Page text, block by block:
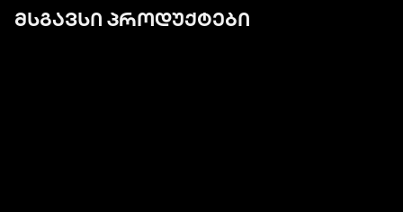
მსგავსი პროდუქტები